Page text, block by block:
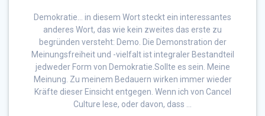
Demokratie… in diesem Wort steckt ein interessantes
anderes Wort, das wie kein zweites das erste zu
begründen versteht: Demo. Die Demonstration der
Meinungsfreiheit und -vielfalt ist integraler Bestandteil
jedweder Form von Demokratie.Sollte es sein. Meine
Meinung. Zu meinem Bedauern wirken immer wieder
Kräfte dieser Einsicht entgegen. Wenn ich von Cancel
Culture lese, oder davon, dass …